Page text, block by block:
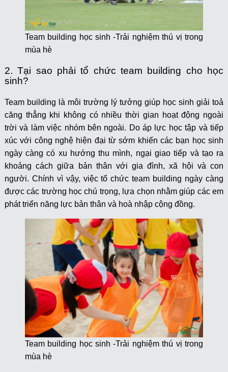
Team building học sinh -Trải nghiệm thú vị trong
mùa hè
2. Tại sao phải tổ chức team building cho học
sinh?
Team building là môi trường lý tưởng giúp học sinh giải toả
căng thẳng khi không có nhiều thời gian hoạt động ngoài
trời và làm việc nhóm bên ngoài. Do áp lực học tập và tiếp
xúc với công nghệ hiện đại từ sớm khiến các bạn học sinh
ngày càng có xu hướng thu mình, ngại giao tiếp và tạo ra
khoảng cách giữa bản thân với gia đình, xã hội và con
người. Chính vì vậy, việc tổ chức team building ngày càng
được các trường học chú trọng, lựa chọn nhằm giúp các em
phát triển năng lực bản thân và hoà nhập cộng đồng.
Team building học sinh -Trải nghiệm thú vị trong
mùa hè